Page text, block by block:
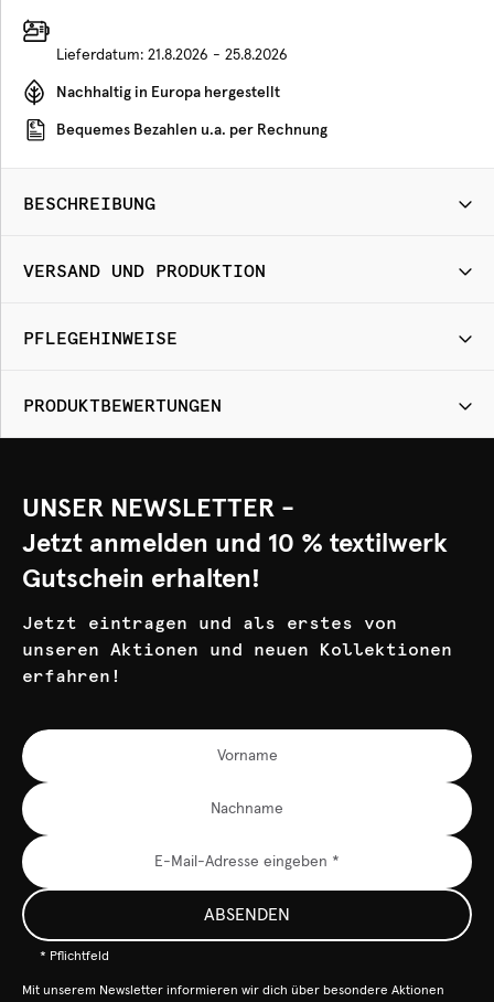
Lieferdatum: 21.8.2026 - 25.8.2026
Nachhaltig in Europa hergestellt
Bequemes Bezahlen u.a. per Rechnung
BESCHREIBUNG
VERSAND UND PRODUKTION
PFLEGEHINWEISE
PRODUKTBEWERTUNGEN
UNSER NEWSLETTER -
Jetzt anmelden und 10 % textilwerk
Gutschein erhalten!
Jetzt eintragen und als erstes von
unseren Aktionen und neuen Kollektionen
erfahren!
ABSENDEN
* Pflichtfeld
Mit unserem Newsletter informieren wir dich über besondere Aktionen